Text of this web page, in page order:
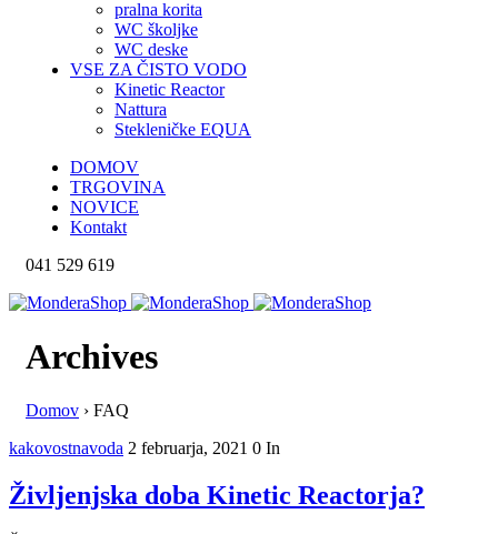
pralna korita
WC školjke
WC deske
VSE ZA ČISTO VODO
Kinetic Reactor
Nattura
Stekleničke EQUA
DOMOV
TRGOVINA
NOVICE
Kontakt
041 529 619
Archives
Domov › FAQ
kakovostnavoda 2 februarja, 2021 0 In
Življenjska doba Kinetic Reactorja?